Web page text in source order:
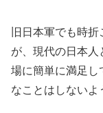
旧日本軍でも時
が、現代の日本人
場に簡単に満足し
なことはしないよ